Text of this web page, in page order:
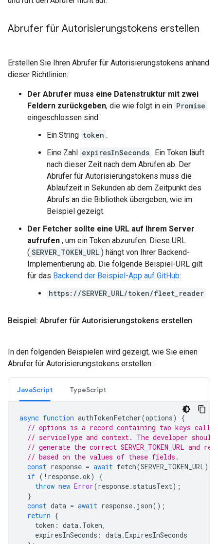
Abrufer für Autorisierungstokens erstellen
Erstellen Sie Ihren Abrufer für Autorisierungstokens anhand
dieser Richtlinien:
Der Abrufer muss eine Datenstruktur mit zwei
Feldern zurückgeben, die wie folgt in ein Promise
eingeschlossen sind:
Ein String token .
Eine Zahl expiresInSeconds . Ein Token läuft
nach dieser Zeit nach dem Abrufen ab. Der
Abrufer für Autorisierungstokens muss die
Ablaufzeit in Sekunden ab dem Zeitpunkt des
Abrufs an die Bibliothek übergeben, wie im
Beispiel gezeigt.
Der Fetcher sollte eine URL auf Ihrem Server
aufrufen , um ein Token abzurufen. Diese URL
( SERVER_TOKEN_URL ) hängt von Ihrer Backend-
Implementierung ab. Die folgende Beispiel-URL gilt
für das Backend der Beispiel-App auf GitHub:
https://SERVER_URL/token/fleet_reader
Beispiel: Abrufer für Autorisierungstokens erstellen
In den folgenden Beispielen wird gezeigt, wie Sie einen
Abrufer für Autorisierungstokens erstellen:
JavaScript TypeScript
async function authTokenFetcher(options)
{
// options is a record containing two keys called
// serviceType and context. The developer should
// generate the correct SERVER_TOKEN_URL and
// based on the values of these fields.
const response = await fetch(SERVER_TOKEN_URL);
if ( ! response.ok)
{
throw new Error(response. statusText);
}
const data = await response. json();
return {
token : data. Token,
expiresInSeconds : data.ExpiresInSeconds